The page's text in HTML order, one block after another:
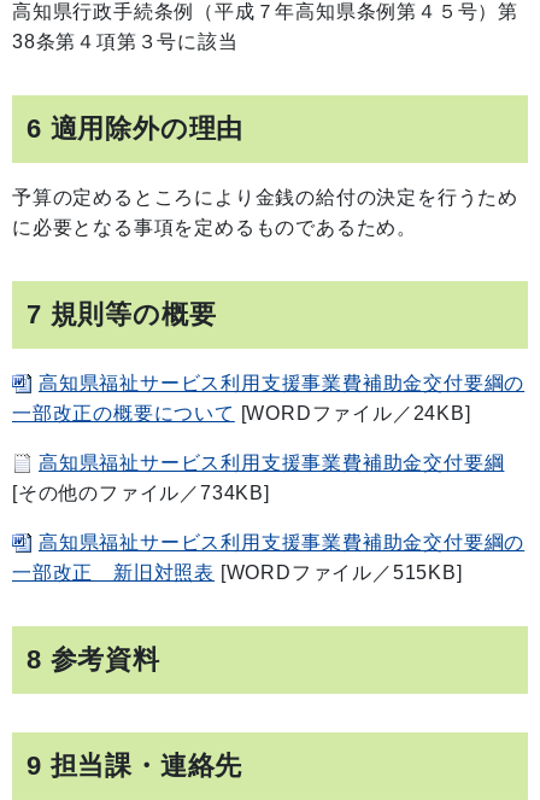
高知県行政手続条例（平成７年高知県条例第４５号）第
38条第４項第３号に該当
6 適用除外の理由
予算の定めるところにより金銭の給付の決定を行うため
に必要となる事項を定めるものであるため。
7 規則等の概要
高知県福祉サービス利用支援事業費補助金交付要綱の
一部改正の概要について [WORDファイル／24KB]
高知県福祉サービス利用支援事業費補助金交付要綱
[その他のファイル／734KB]
高知県福祉サービス利用支援事業費補助金交付要綱の
一部改正 新旧対照表 [WORDファイル／515KB]
8 参考資料
9 担当課・連絡先